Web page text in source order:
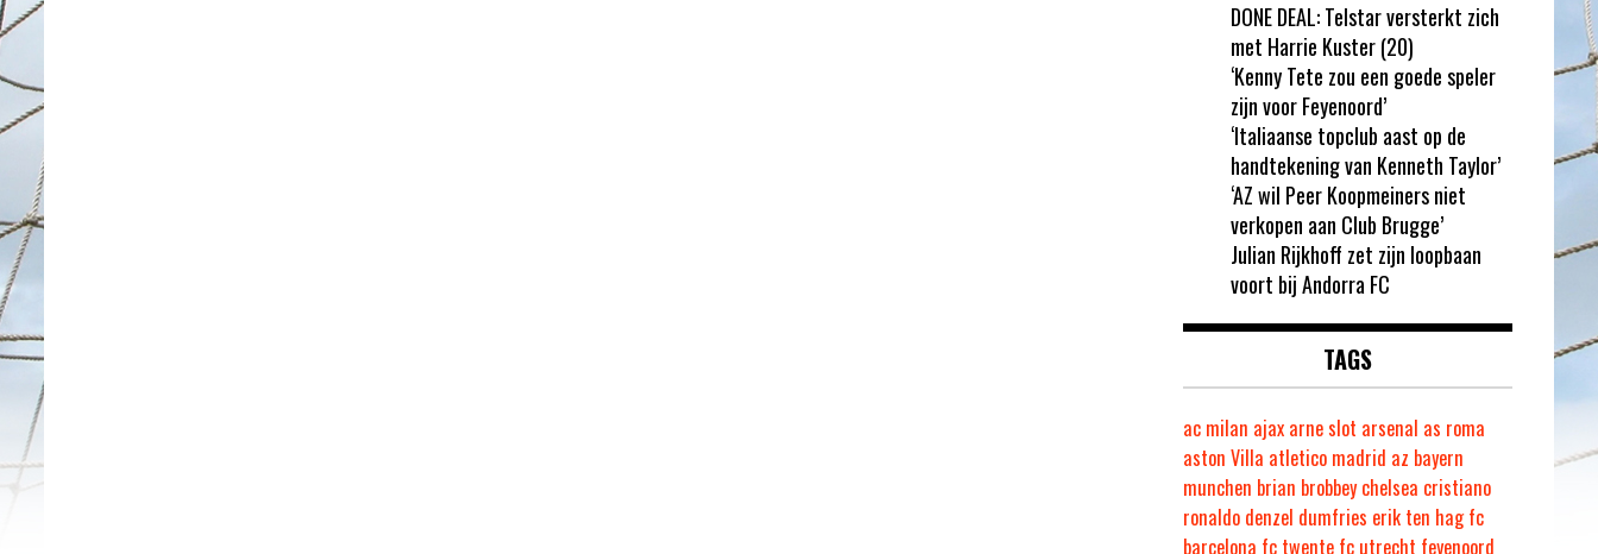
DONE DEAL: Telstar versterkt zich
met Harrie Kuster (20)
‘Kenny Tete zou een goede speler
zijn voor Feyenoord’
‘Italiaanse topclub aast op de
handtekening van Kenneth Taylor’
‘AZ wil Peer Koopmeiners niet
verkopen aan Club Brugge’
Julian Rijkhoff zet zijn loopbaan
voort bij Andorra FC
TAGS
ac milan ajax arne slot arsenal as roma
aston Villa atletico madrid az bayern
munchen brian brobbey chelsea cristiano
ronaldo denzel dumfries erik ten hag fc
barcelona fc twente fc utrecht feyenoord